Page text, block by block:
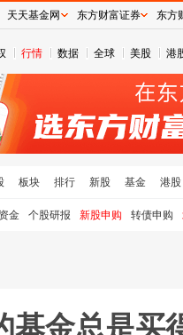
行情 数据 全球 美股 港
板块 排行 新股 基金 港股
金 个股研报 新股申购 转债申购
基金总是买
天天基金网 东方财富证券 东方